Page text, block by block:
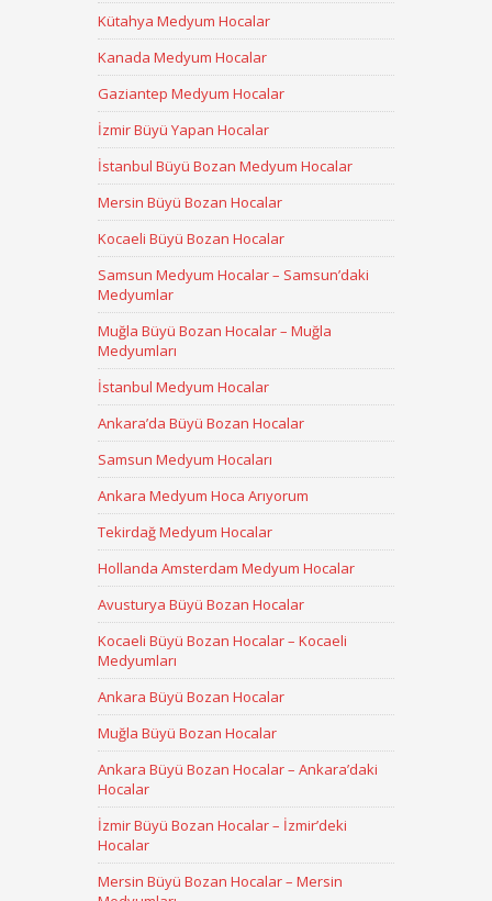
Kütahya Medyum Hocalar
Kanada Medyum Hocalar
Gaziantep Medyum Hocalar
İzmir Büyü Yapan Hocalar
İstanbul Büyü Bozan Medyum Hocalar
Mersin Büyü Bozan Hocalar
Kocaeli Büyü Bozan Hocalar
Samsun Medyum Hocalar – Samsun’daki
Medyumlar
Muğla Büyü Bozan Hocalar – Muğla
Medyumları
İstanbul Medyum Hocalar
Ankara’da Büyü Bozan Hocalar
Samsun Medyum Hocaları
Ankara Medyum Hoca Arıyorum
Tekirdağ Medyum Hocalar
Hollanda Amsterdam Medyum Hocalar
Avusturya Büyü Bozan Hocalar
Kocaeli Büyü Bozan Hocalar – Kocaeli
Medyumları
Ankara Büyü Bozan Hocalar
Muğla Büyü Bozan Hocalar
Ankara Büyü Bozan Hocalar – Ankara’daki
Hocalar
İzmir Büyü Bozan Hocalar – İzmir’deki
Hocalar
Mersin Büyü Bozan Hocalar – Mersin